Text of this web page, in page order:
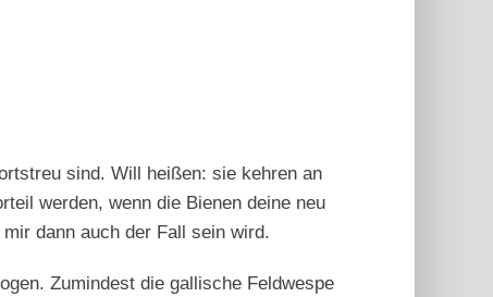
sind. Will heißen: sie kehren an
werden, wenn die Bienen deine neu
dann auch der Fall sein wird.
Zumindest die gallische Feldwespe